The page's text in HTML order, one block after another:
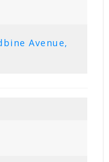
Avenue,